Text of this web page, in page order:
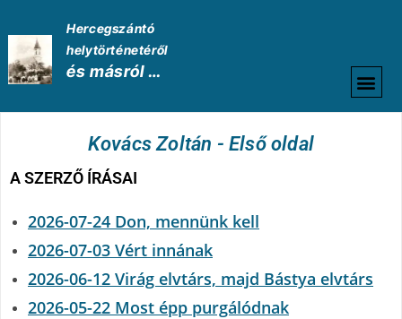
Hercegszántó
helytörténetéről
és másról …
Kovács Zoltán - Első oldal
A SZERZŐ ÍRÁSAI
2026-07-24 Don, mennünk kell
2026-07-03 Vért innának
2026-06-12 Virág elvtárs, majd Bástya elvtárs
2026-05-22 Most épp purgálódnak